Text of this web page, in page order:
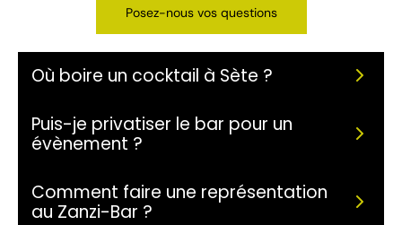
Posez-nous vos questions
Où boire un cocktail à Sète ?
Puis-je privatiser le bar pour un
évènement ?
Comment faire une représentation
au Zanzi-Bar ?